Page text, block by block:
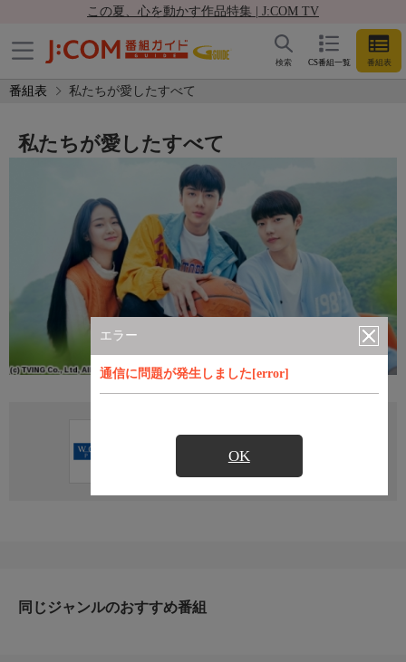
この夏、心を動かす作品特集 | J:COM TV
CS番組一覧 番組表
検索
番組表 私たちが愛したすべて
エラー
通信に問題が発生しました[error]
OK
私たちが愛したすべて
直近の放送予定はありません
同じジャンルのおすすめ番組